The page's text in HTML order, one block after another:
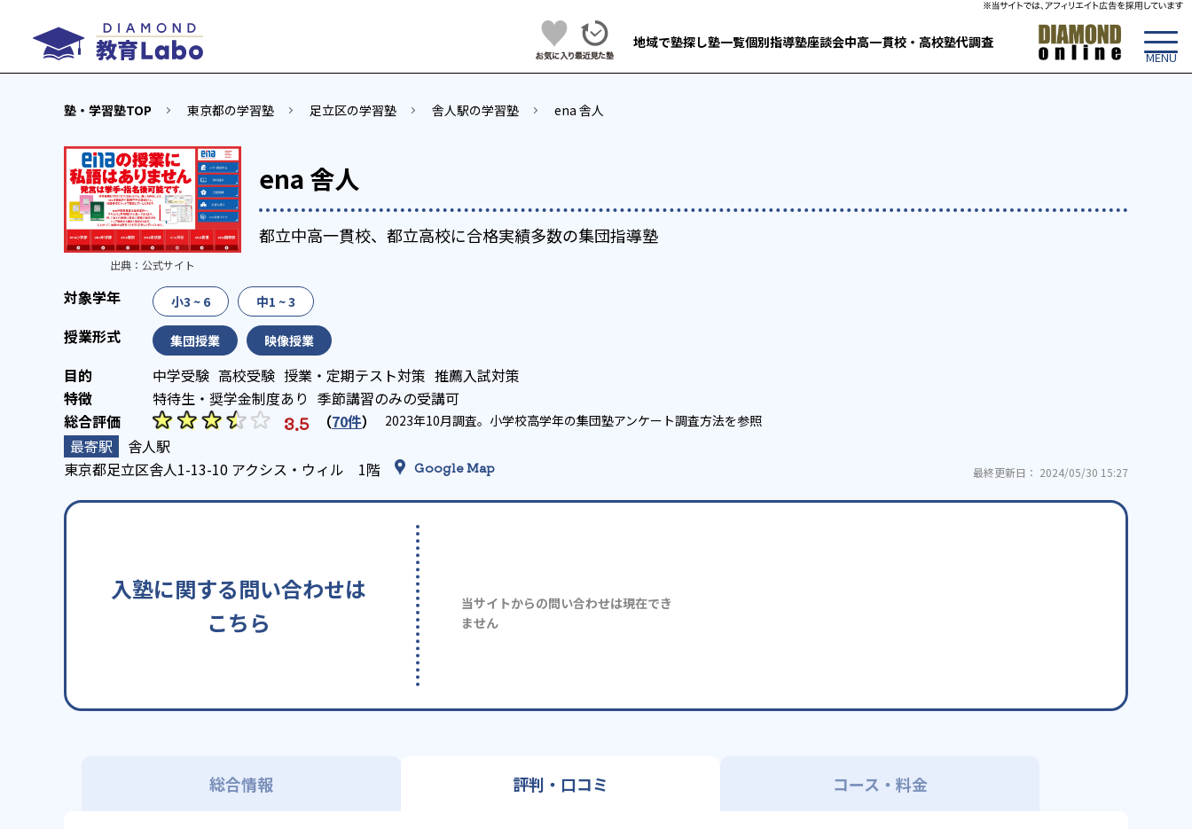
地域で塾探し塾一覧個別指導塾座談会中高一貫校・高校塾代調査
塾・学習塾TOP 東京都の学習塾 足立区の学習塾 舎人駅の学習塾 ena 舎人
ena 舎人
都立中高一貫校、都立高校に合格実績多数の集団指導塾
出典： 公式サイト
小3 ~ 6 中1 ~ 3
集団授業 映像授業
中学受験 高校受験 授業・定期テスト対策 推薦入試対策
特待生・奨学金制度あり 季節講習のみの受講可
3.5 （70件） 2023年10月調査。 小学校高学年の集団塾アンケート調査方法を参照
舎人駅
東京都足立区舎人1-13-10 アクシス・ウィル 1階
Google Map 最終更新日： 2024/05/30 15:27
入塾に関する問い合わせは
こちら
当サイトからの問い合わせは現在でき
ません
総合情報 評判・口コミ コース・料金